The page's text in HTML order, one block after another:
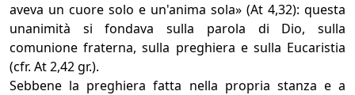
aveva un cuore solo e un'anima sola» (At 4,32): questa
unanimità si fondava sulla parola di Dio, sulla
comunione fraterna, sulla preghiera e sulla Eucaristia
(cfr. At 2,42 gr.).
Sebbene la preghiera fatta nella propria stanza e a